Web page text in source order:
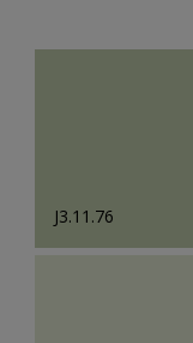
J3.11.76